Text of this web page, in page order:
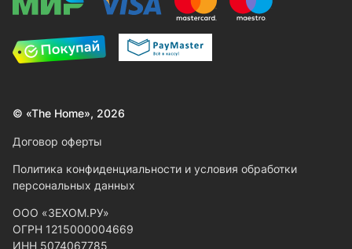
© «The Home», 2026
Договор оферты
Политика конфиденциальности и условия обработки
персональных данных
ООО «ЗЕХОМ.РУ»
ОГРН 1215000004669
ИНН 5074067785